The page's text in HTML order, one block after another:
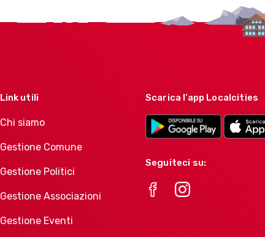
Link utili
Chi siamo
Gestione Comune
Gestione Politici
Gestione Associazioni
Gestione Eventi
Scarica l’app Localcities
Seguiteci su: